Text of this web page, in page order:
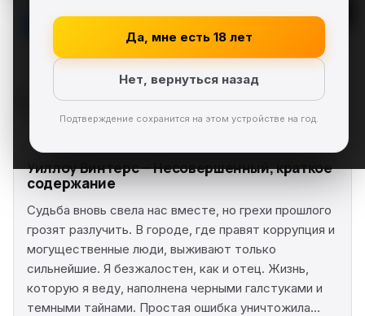
Да, мне есть 18 лет
Нет, вернуться назад
Подтверждение сохранится на этом устройстве на год.
Уиллоу Винтерс — Несовершенный, краткое
содержание
Судьба вновь свела нас вместе, но грехи прошлого
грозят разлучить. В городе, где правят коррупция и
могущественные люди, выживают только
сильнейшие. Я безжалостен, как и отец. Жизнь,
которую я веду, наполнена черными галстуками и
темными тайнами. Простая ошибка уничтожила